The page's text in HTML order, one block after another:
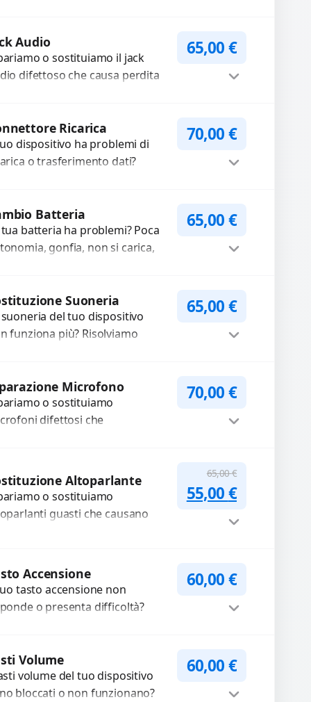
immagini sfocate, messa a...
Audio
o sostituiamo il jack
difettoso che causa perdita
65,00€
Ricarica
dispositivo ha problemi di
o trasferimento dati?
danneggiati,...
70,00€
Batteria
tua batteria ha problemi? Poca
gonfia, non si carica,
65,00€
Suoneria
suoneria del tuo dispositivo
funziona più? Risolviamo
65,00€
Microfono
o sostituiamo
difettosi che
Diagnosi accurata e
di...
70,00€
Altoparlante
o sostituiamo
guasti che causano
per 3...
65,00€
Il prezzo
55,00€Il prezzo
Accensione
tasto accensione non
o presenta difficoltà?
utilizzando
di...
60,00€
Volume
volume del tuo dispositivo
bloccati o non funzionano?
60,00€